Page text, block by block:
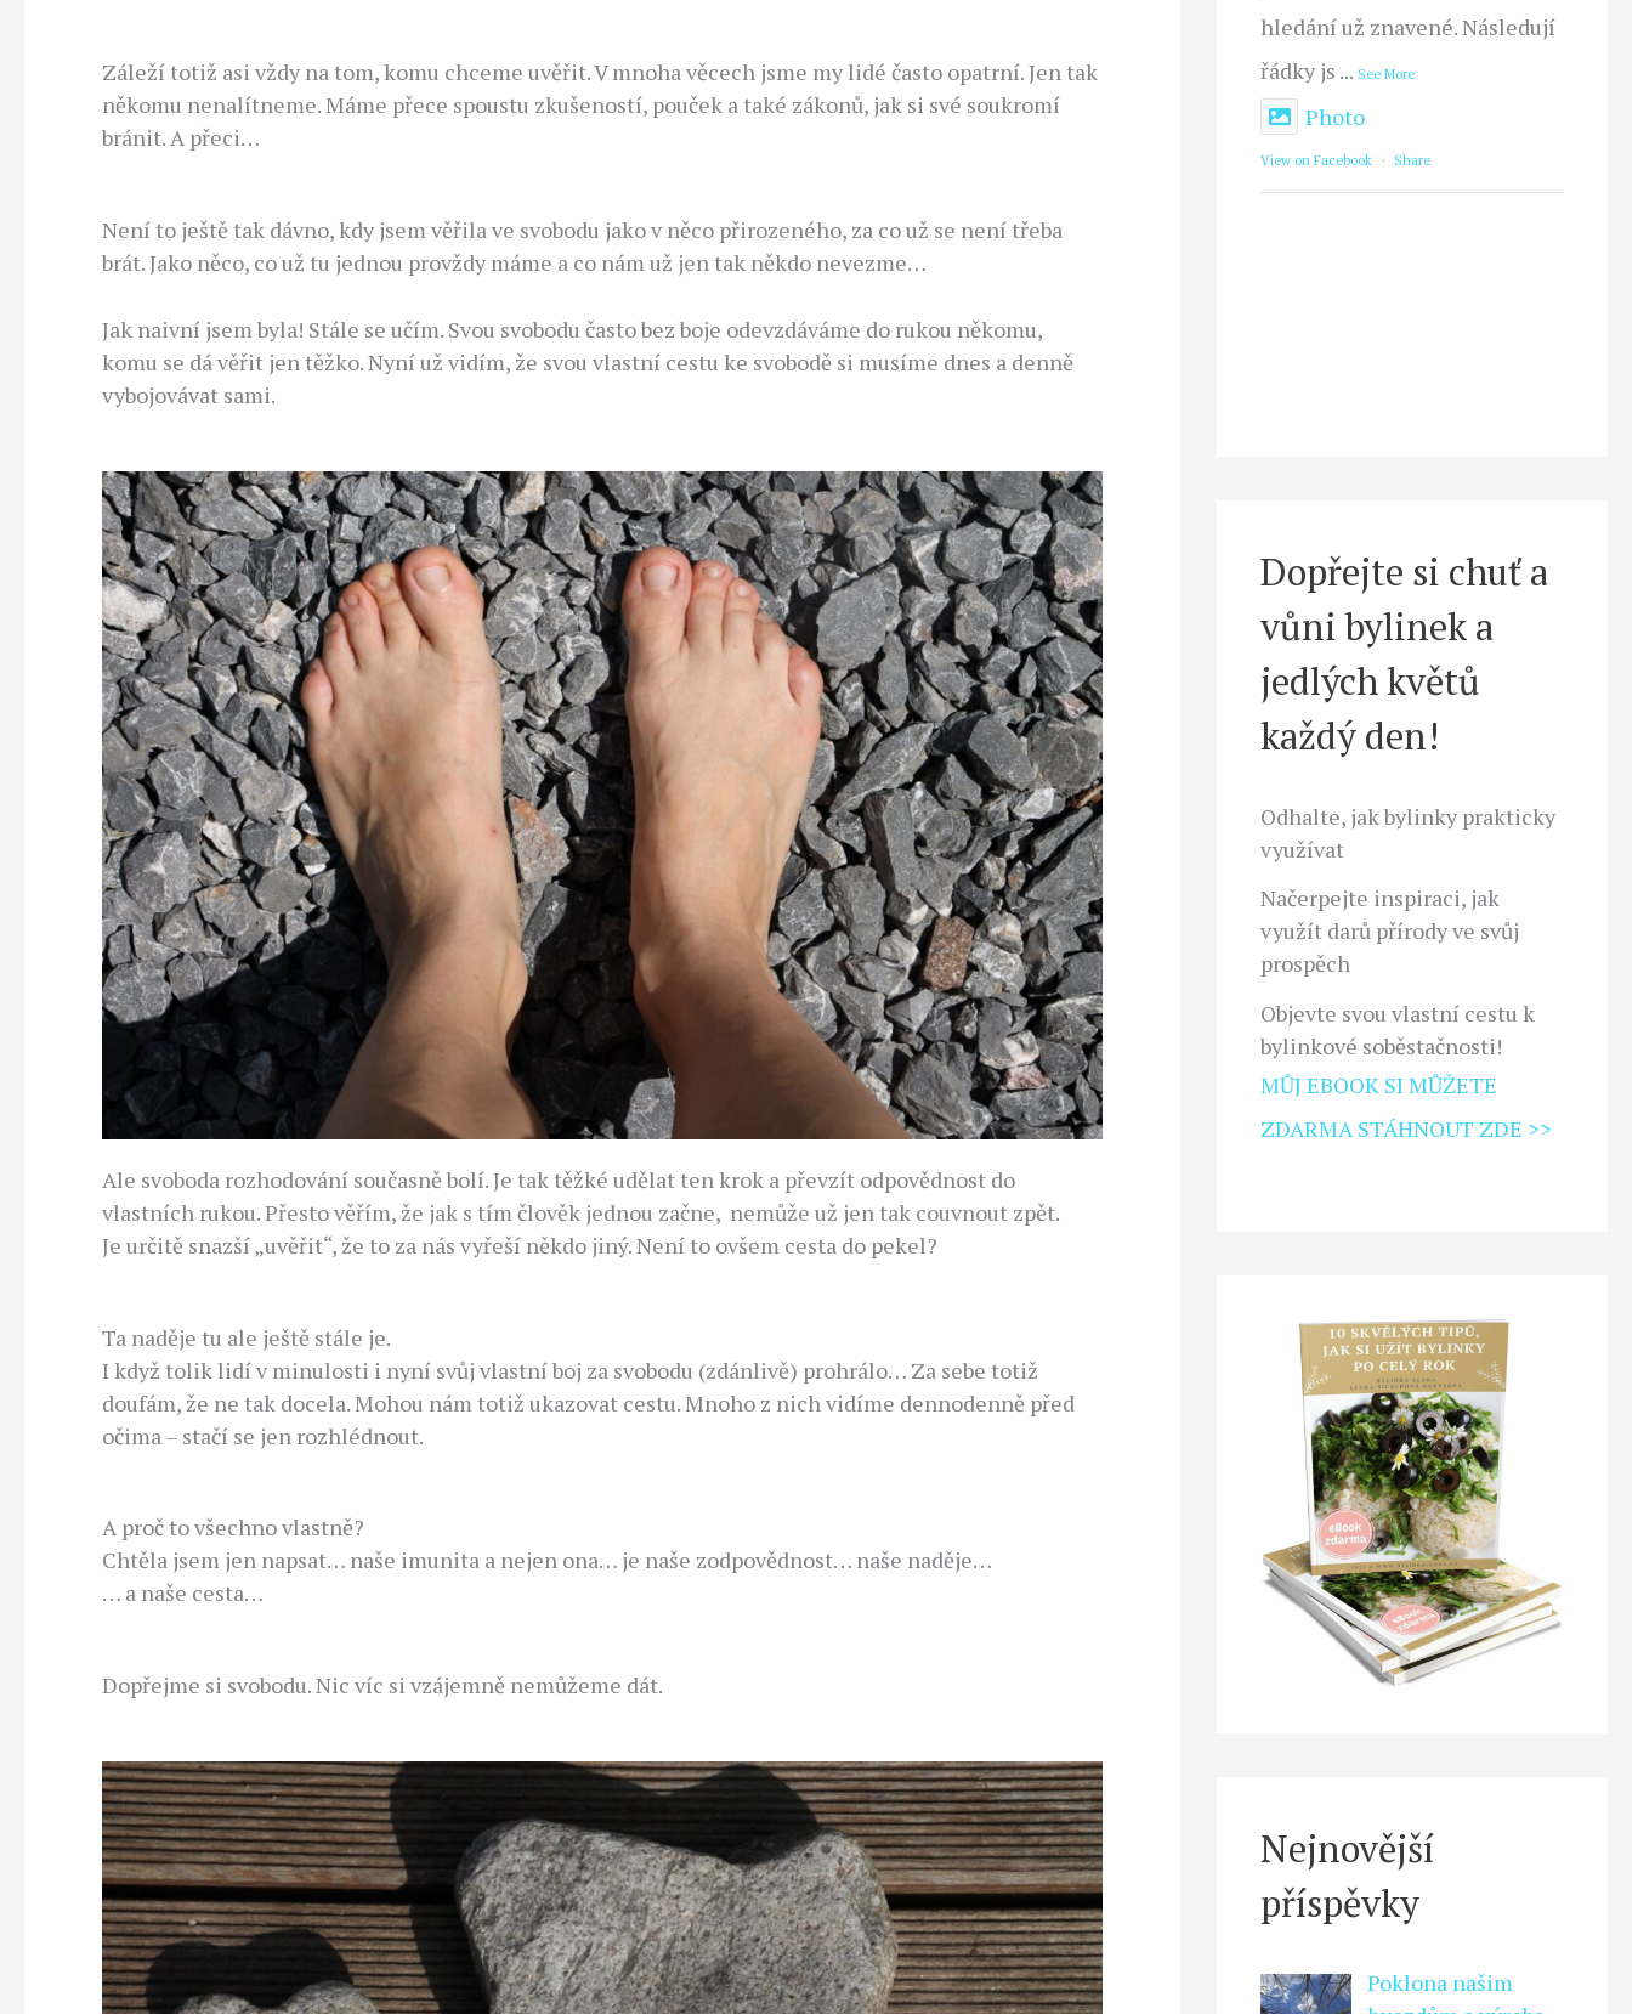
Záleží totiž asi vždy na tom, komu chceme uvěřit. V mnoha věcech jsme my lidé často opatrní. Jen tak
někomu nenalítneme. Máme přece spoustu zkušeností, pouček a také zákonů, jak si své soukromí
bránit. A přeci…
Není to ještě tak dávno, kdy jsem věřila ve svobodu jako v něco přirozeného, za co už se není třeba
brát. Jako něco, co už tu jednou provždy máme a co nám už jen tak někdo nevezme…
Jak naivní jsem byla! Stále se učím. Svou svobodu často bez boje odevzdáváme do rukou někomu,
komu se dá věřit jen těžko. Nyní už vidím, že svou vlastní cestu ke svobodě si musíme dnes a denně
vybojovávat sami.
Ale svoboda rozhodování současně bolí. Je tak těžké udělat ten krok a převzít odpovědnost do
vlastních rukou. Přesto věřím, že jak s tím člověk jednou začne, nemůže už jen tak couvnout zpět.
Je určitě snazší „uvěřit“, že to za nás vyřeší někdo jiný. Není to ovšem cesta do pekel?
Ta naděje tu ale ještě stále je.
I když tolik lidí v minulosti i nyní svůj vlastní boj za svobodu (zdánlivě) prohrálo… Za sebe totiž
doufám, že ne tak docela. Mohou nám totiž ukazovat cestu. Mnoho z nich vidíme dennodenně před
očima – stačí se jen rozhlédnout.
A proč to všechno vlastně?
Chtěla jsem jen napsat… naše imunita a nejen ona… je naše zodpovědnost… naše naděje…
… a naše cesta…
Dopřejme si svobodu. Nic víc si vzájemně nemůžeme dát.
hledání už znavené. Následují
řádky js ... See More
Photo
View on Facebook · Share
Dopřejte si chuť a
vůni bylinek a
jedlých květů
každý den!
Odhalte, jak bylinky prakticky
využívat
Načerpejte inspiraci, jak
využít darů přírody ve svůj
prospěch
Objevte svou vlastní cestu k
bylinkové soběstačnosti!
MŮJ EBOOK SI MŮŽETE
ZDARMA STÁHNOUT ZDE >>
Nejnovější
příspěvky
Poklona našim